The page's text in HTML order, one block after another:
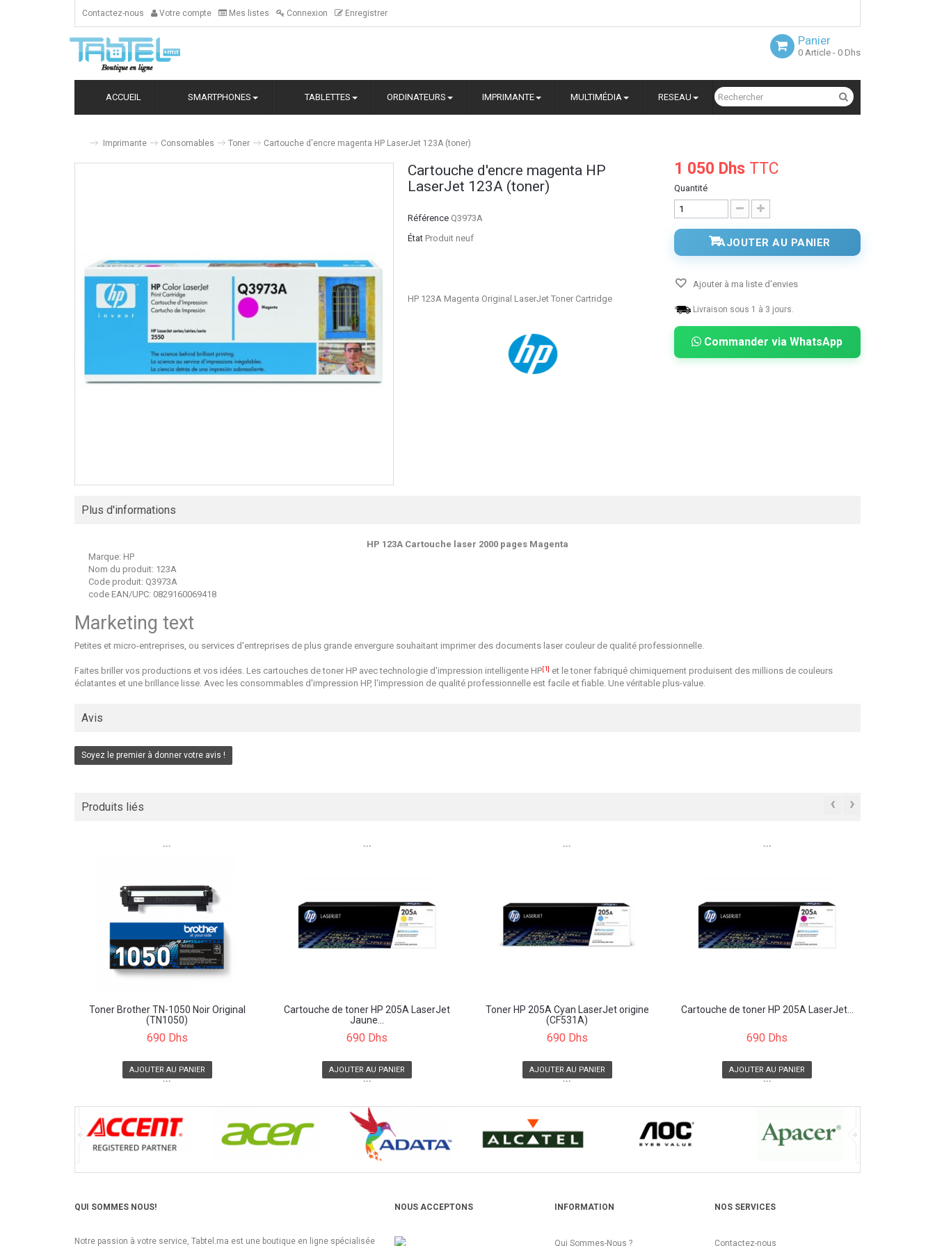
Contactez-nous Votre compte Mes listes Connexion Enregistrer
Panier
0 Article - 0 Dhs
ACCUEIL SMARTPHONES TABLETTES ORDINATEURS IMPRIMANTE MULTIMÉDIA RESEAU
Imprimante Consomables Toner Cartouche d'encre magenta HP LaserJet 123A (toner)
Cartouche d'encre magenta HP
LaserJet 123A (toner)
Référence Q3973A
État Produit neuf
HP 123A Magenta Original LaserJet Toner Cartridge
1 050 Dhs TTC
Quantité
AJOUTER AU PANIER
Ajouter à ma liste d'envies
Livraison sous 1 à 3 jours.
Commander via WhatsApp
Plus d'informations
HP 123A Cartouche laser 2000 pages Magenta
Marque: HP
Nom du produit: 123A
Code produit: Q3973A
code EAN/UPC: 0829160069418
Marketing text
Petites et micro-entreprises, ou services d'entreprises de plus grande envergure souhaitant imprimer des documents laser couleur de qualité professionnelle.
Faites briller vos productions et vos idées. Les cartouches de toner HP avec technologie d'impression intelligente HP[1] et le toner fabriqué chimiquement produisent des millions de couleurs
éclatantes et une brillance lisse. Avec les consommables d'impression HP, l'impression de qualité professionnelle est facile et fiable. Une véritable plus-value.
Avis
Soyez le premier à donner votre avis !
Produits liés ‹ ›
```
Toner Brother TN-1050 Noir Original
(TN1050)
690 Dhs
AJOUTER AU PANIER
```
```
Cartouche de toner HP 205A LaserJet
Jaune...
690 Dhs
AJOUTER AU PANIER
```
```
Toner HP 205A Cyan LaserJet origine
(CF531A)
690 Dhs
AJOUTER AU PANIER
```
```
Cartouche de toner HP 205A LaserJet...
690 Dhs
AJOUTER AU PANIER
```
QUI SOMMES NOUS!
Notre passion à votre service, Tabtel.ma est une boutique en ligne spécialisée
NOUS ACCEPTONS INFORMATION
Qui Sommes-Nous ?
NOS SERVICES
Contactez-nous